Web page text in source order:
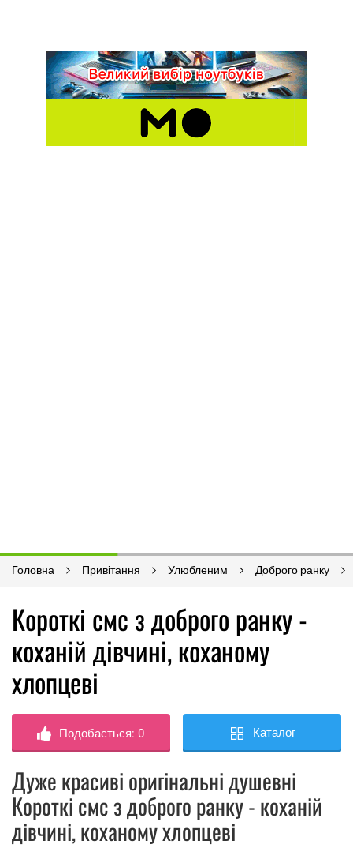
Головна Привітання Улюбленим Доброго ранку
Короткі смс з доброго ранку -
коханій дівчині, коханому
хлопцеві
Подобається:0 Каталог
Дуже красиві оригінальні душевні
Короткі смс з доброго ранку - коханій
дівчині, коханому хлопцеві